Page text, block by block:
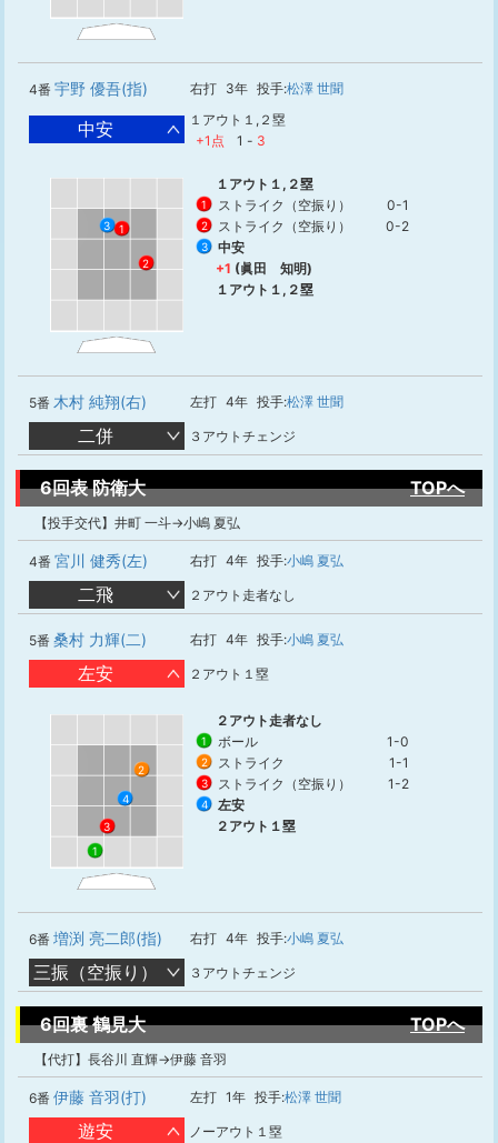
4番 宇野 優吾(指) 右打 3年 投手:松澤 世聞
中安
１アウト１,２塁
+1点
1 - 3
1
2
3
１アウト１,２塁
1 ストライク（空振り） 0-1
2 ストライク（空振り） 0-2
3
中安
+1 (眞田 知明)
１アウト１,２塁
5番 木村 純翔(右) 左打 4年 投手:松澤 世聞
二併 ３アウトチェンジ
6回表 防衛大 TOPへ
【投手交代】井町 一斗→小嶋 夏弘
4番 宮川 健秀(左) 右打 4年 投手:小嶋 夏弘
二飛 ２アウト走者なし
5番 桑村 力輝(二) 右打 4年 投手:小嶋 夏弘
左安 ２アウト１塁
1
2
3
4
２アウト走者なし
1 ボール 1-0
2 ストライク 1-1
3 ストライク（空振り） 1-2
4
左安
２アウト１塁
6番 増渕 亮二郎(指) 右打 4年 投手:小嶋 夏弘
三振（空振り） ３アウトチェンジ
6回裏 鶴見大 TOPへ
【代打】長谷川 直輝→伊藤 音羽
6番 伊藤 音羽(打) 左打 1年 投手:松澤 世聞
遊安 ノーアウト１塁